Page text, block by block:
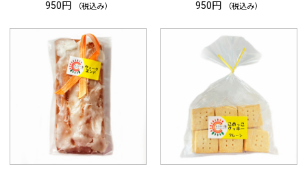
950円
（税込み）
950円
（税込み）